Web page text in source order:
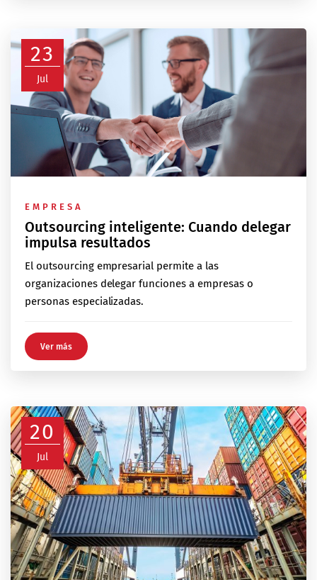
23
Jul
EMPRESA
Outsourcing inteligente: Cuando delegar
impulsa resultados
El outsourcing empresarial permite a las
organizaciones delegar funciones a empresas o
personas especializadas.
Ver más
20
Jul